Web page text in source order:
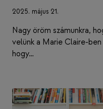
2025. május 21.
Nagy öröm számunkra,
velünk a Marie Claire-ben
hogy…